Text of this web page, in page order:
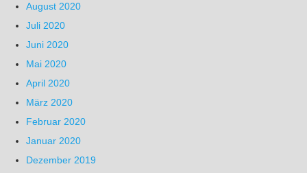
August 2020
Juli 2020
Juni 2020
Mai 2020
April 2020
März 2020
Februar 2020
Januar 2020
Dezember 2019